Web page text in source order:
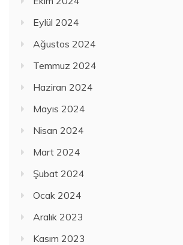
Eylül 2024
Ağustos 2024
Temmuz 2024
Haziran 2024
Mayıs 2024
Nisan 2024
Mart 2024
Şubat 2024
Ocak 2024
Aralık 2023
Kasım 2023